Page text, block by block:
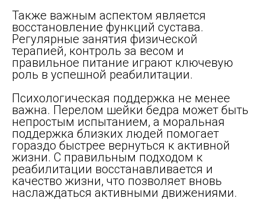
Также важным аспектом является
восстановление функций сустава.
Регулярные занятия физической
терапией, контроль за весом и
правильное питание играют ключевую
роль в успешной реабилитации.
Психологическая поддержка не менее
важна. Перелом шейки бедра может быть
непростым испытанием, а моральная
поддержка близких людей помогает
гораздо быстрее вернуться к активной
жизни. С правильным подходом к
реабилитации восстанавливается и
качество жизни, что позволяет вновь
наслаждаться активными движениями.